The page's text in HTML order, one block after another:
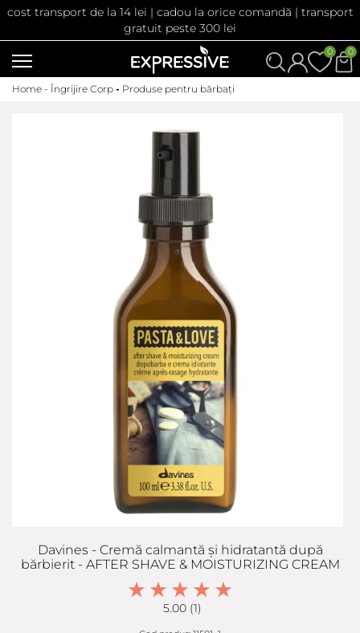
cost transport de la 14 lei | cadou la orice comandă | transport
gratuit peste 300 lei
0
0
Home - Îngrijire Corp - Produse pentru bărbați
Davines - Cremă calmantă și hidratantă după
bărbierit - AFTER SHAVE & MOISTURIZING CREAM
5.00 (1)